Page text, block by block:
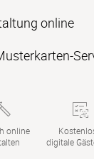
online
online
digitale